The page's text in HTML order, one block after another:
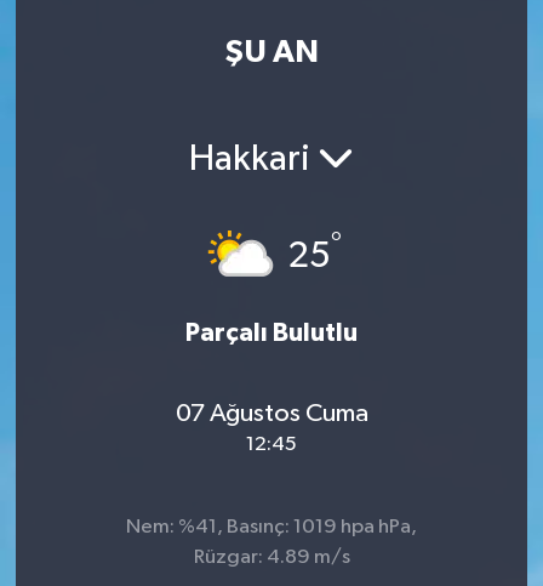
ŞU AN
Hakkari
25°
Parçalı Bulutlu
07 Ağustos Cuma
12:45
Nem: %41, Basınç: 1019 hpa hPa,
Rüzgar: 4.89 m/s